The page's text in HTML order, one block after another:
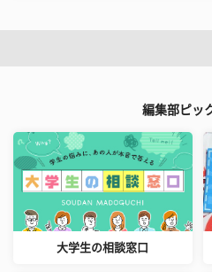
編集部ピッ
大学生の相談窓口